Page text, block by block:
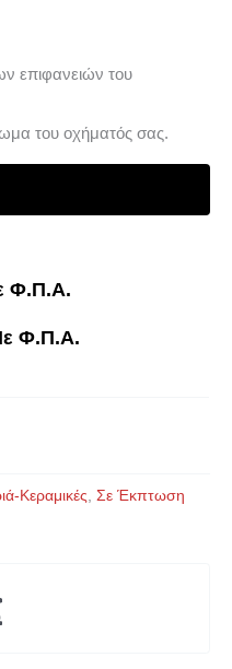
επιφανειών του
του οχήματός σας.
Φ.Π.Α.
Φ.Π.Α.
Κεραμικές,Σε Έκπτωση